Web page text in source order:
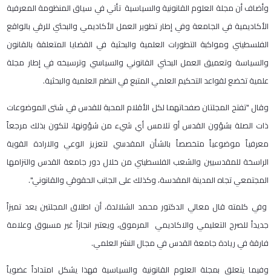
وأضاف أن مجلة العلوم القانونية والسياسية تأتي في سياق المنظومة المعرفية
الأكاديمية في الجامعة وفي إطار تطوير العمل الأكاديمي والبحثي للرقي بالواقع
الفلسطيني ومواكبة التطورات العلمية والبحثية في القضايا المتعلقة بالقانون
والسياسة وتعميق العمل البحثي القانوني والسياسي وترسيخه في إطار مجلة
علمية تخضع لقواعد التحكيم العلمي المتبع في النظم العلمية والبحثية.
وقال "تفتح المجلتان صفحاتهما لكل الأقلام المحبة للقدس في شتى الموضوعات
ذات الصلة بشؤون القدس أو تلامس أي شيء من شؤونها، لتكون بذلك مرجعاً
معرفياً موضوعياً متخصصاً بالشأن المقدسي لتعزيز الوعي والارادة القوية
الراسخة للمقدسيين والشعب الفلسطيني من خلال دور جامعة القدس والتزامها
المجتمعي تجاه المدينة المقدسة، وكذلك على الجانب الحقوقي والقانوني".
وفي كلمته قال معالي الدكتور محمد الشلالدة، أن اطلاق المجلتين يعد تميزاً
جديداً للصرح التعليمي والاكاديمي المرموق، ويعتبر انجازاً غير مسبوق وعلامة
فارقة في ريادة جامعة القدس في مجال النشر العلمي.
وفيما يتعلق بمجلة العلوم القانونية والسياسية فهذا يشكل امتداداً عضوياً